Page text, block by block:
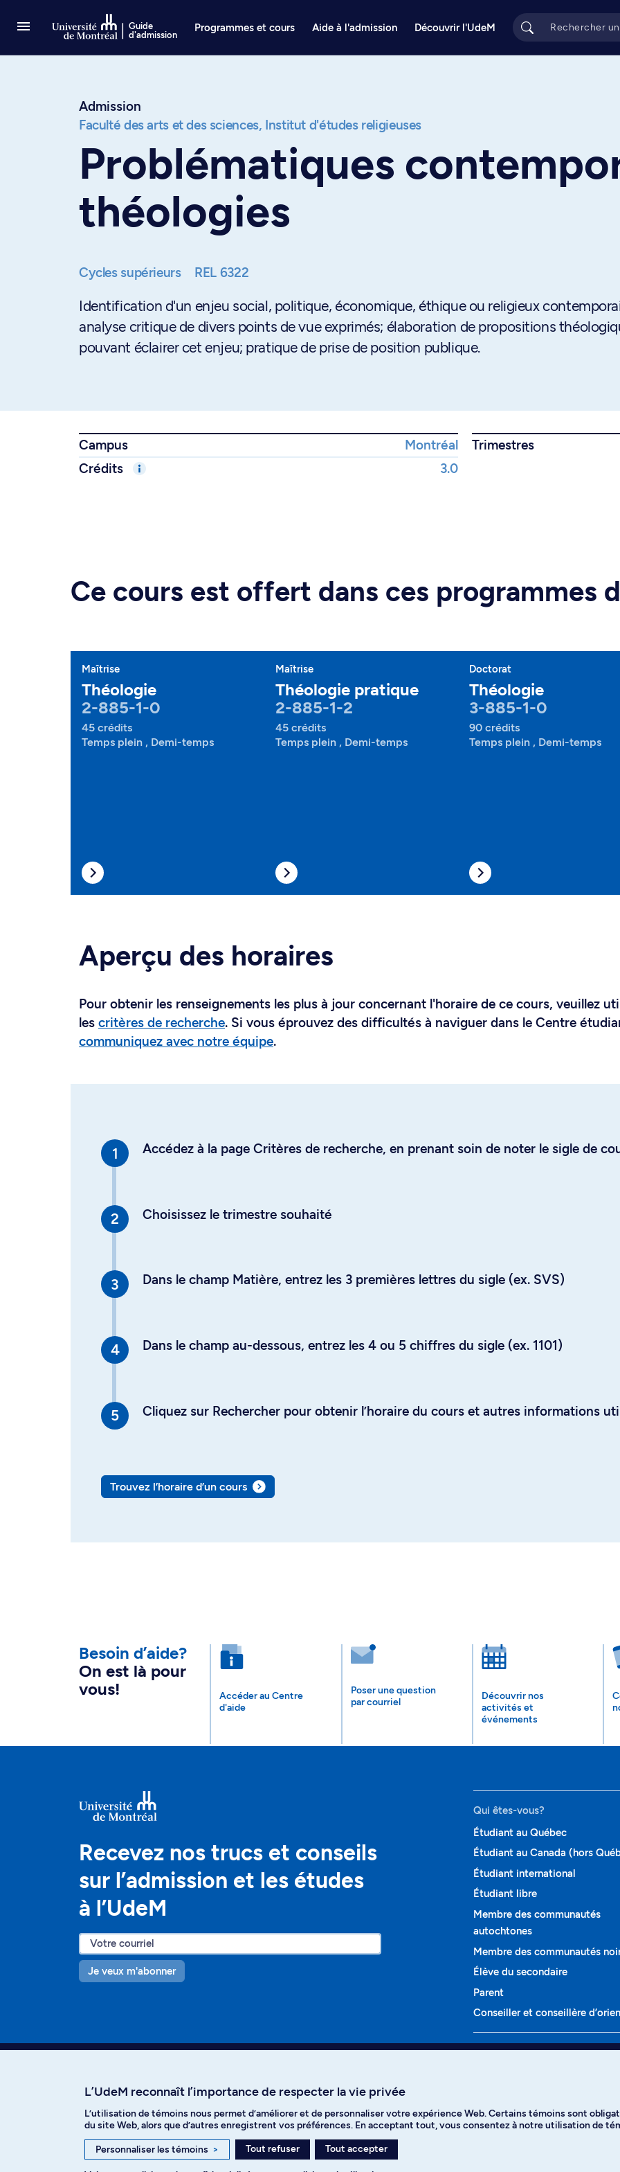
Guide
d'admission
Programmes et cours Aide à l'admission Découvrir l'UdeM
Admission
Faculté des arts et des sciences, Institut d'études religieuses
Problématiques
théologies
Cycles supérieurs REL 6322
Identification d'un enjeu social, politique, économique, éthique ou religieux
analyse critique de divers points de vue exprimés; élaboration de propositions
pouvant éclairer cet enjeu; pratique de prise de position publique.
Campus Montréal
Trimestres
Crédits
3.0
Ce cours est offert dans ces programmes
Maîtrise
Théologie
2-885-1-0
45 crédits
Temps plein , Demi-temps
Maîtrise
Théologie pratique
2-885-1-2
45 crédits
Temps plein , Demi-temps
Doctorat
Théologie
3-885-1-0
90 crédits
Temps plein , Demi-temps
Aperçu des horaires
Pour obtenir les renseignements les plus à jour concernant l'horaire de ce cours, veuillez
les critères de recherche. Si vous éprouvez des difficultés à naviguer dans le Centre
communiquez avec notre équipe.
Accédez à la page Critères de recherche, en prenant soin de noter le sigle de
Choisissez le trimestre souhaité
Dans le champ Matière, entrez les 3 premières lettres du sigle (ex. SVS)
Dans le champ au-dessous, entrez les 4 ou 5 chiffres du sigle (ex. 1101)
Cliquez sur Rechercher pour obtenir l’horaire du cours et autres informations
Trouvez l’horaire d’un cours
Besoin d’aide?
On est là pour
vous!
Accéder au Centre
d'aide
Poser une question
par courriel
Découvrir nos
activités et
événements
Recevez nos trucs et conseils
sur l’admission et les études
à l’UdeM
Je veux m'abonner
Qui êtes-vous?
Étudiant au Québec
Étudiant au Canada (hors
Étudiant international
Étudiant libre
Membre des communautés
autochtones
Membre des communautés
Élève du secondaire
Parent
Conseiller et conseillère
Programmes et cours
Facebook Instagram TikTok YouTube Spotify
L’UdeM reconnaît l’importance de respecter la vie privée
L’utilisation de témoins nous permet d’améliorer et de personnaliser votre expérience Web. Certains témoins sont
du site Web, alors que d’autres enregistrent vos préférences. En acceptant tout, vous consentez à notre utilisation de
Personnaliser les témoins > Tout refuser Tout accepter